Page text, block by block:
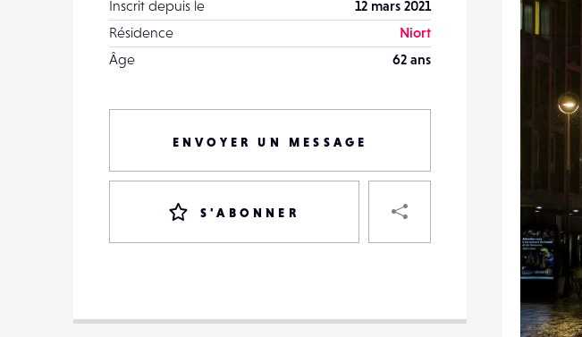
Inscrit depuis le
12 mars 2021
Résidence
Niort
Âge
62 ans
ENVOYER UN MESSAGE
S'ABONNER
DESTINATAIRE
VOTRE